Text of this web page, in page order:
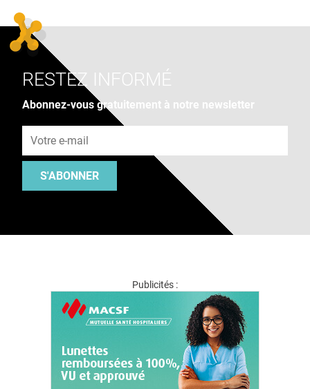
RESTEZ INFORMÉ
Abonnez-vous gratuitement à notre newsletter
S'ABONNER
Publicités :